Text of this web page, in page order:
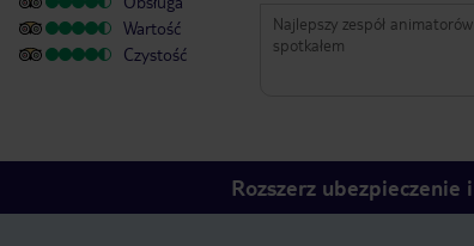
Wartość
Czystość
Najlepszy zespół
spotkałem
Rozszerz ubezpieczenie